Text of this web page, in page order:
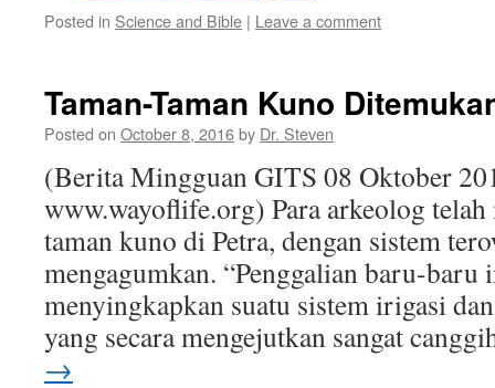
Posted in Science and Bible | Leave a comment
Taman-Taman Kuno
Posted on October 8, 2016by Dr. Steven
(Berita Mingguan GITS 08 Oktober
www.wayoflife.org) Para arkeolog
taman kuno di Petra, dengan sistem
mengagumkan. “Penggalian baru-baru
menyingkapkan suatu sistem irigasi
yang secara mengejutkan sangat
→